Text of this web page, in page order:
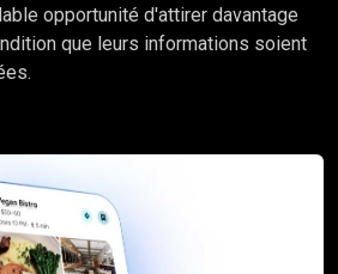
opportunité d'attirer davantage
que leurs informations soient